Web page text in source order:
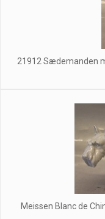
21912 Sædemanden
Meissen Blanc de